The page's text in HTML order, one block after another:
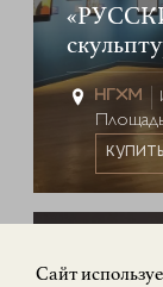
КУПИТЬ
Cайт